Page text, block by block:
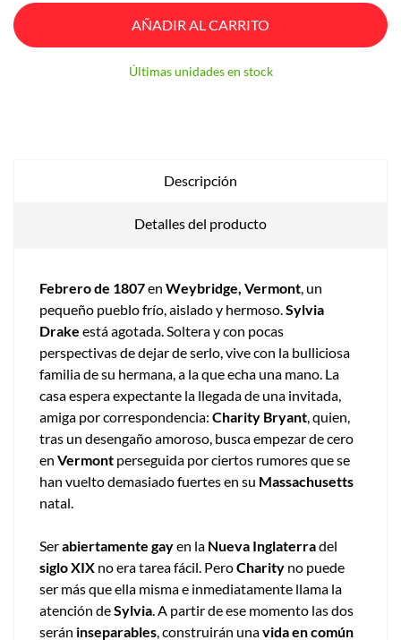
AÑADIR AL CARRITO
Últimas unidades en stock
Descripción
Detalles del producto
Febrero de 1807en Weybridge, Vermont, un
pequeño pueblo frío, aislado y hermoso.Sylvia
Drake está agotada. Soltera y con pocas
perspectivas de dejar de serlo, vive con la bulliciosa
familia de su hermana, a la que echa una mano. La
casa espera expectante la llegada de una invitada,
amiga por correspondencia: Charity Bryant, quien,
tras un desengaño amoroso, busca empezar de cero
en Vermont perseguida por ciertos rumores que se
han vuelto demasiado fuertes en su Massachusetts
natal.
Serabiertamente gayen la Nueva Inglaterradel
siglo XIX no era tarea fácil. PeroCharity no puede
ser más que ella misma e inmediatamente llama la
atención deSylvia. A partir de ese momento las dos
serán inseparables, construirán unavida en común